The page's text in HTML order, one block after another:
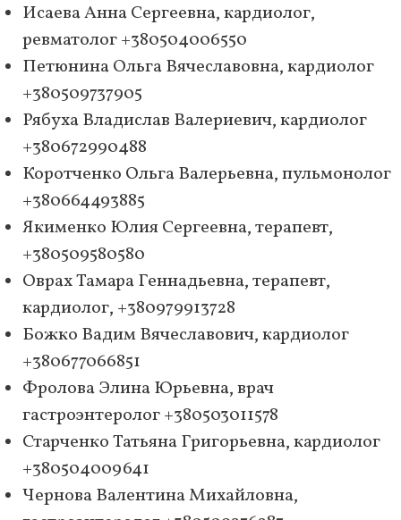
Исаева Анна Сергеевна, кардиолог,
ревматолог +380504006550
Петюнина Ольга Вячеславовна, кардиолог
+380509737905
Рябуха Владислав Валериевич, кардиолог
+380672990488
Коротченко Ольга Валерьевна, пульмонолог
+380664493885
Якименко Юлия Сергеевна, терапевт,
+380509580580
Оврах Тамара Геннадьевна, терапевт,
кардиолог, +380979913728
Божко Вадим Вячеславович, кардиолог
+380677066851
Фролова Элина Юрьевна, врач
гастроэнтеролог +380503011578
Старченко Татьяна Григорьевна, кардиолог
+380504009641
Чернова Валентина Михайловна,